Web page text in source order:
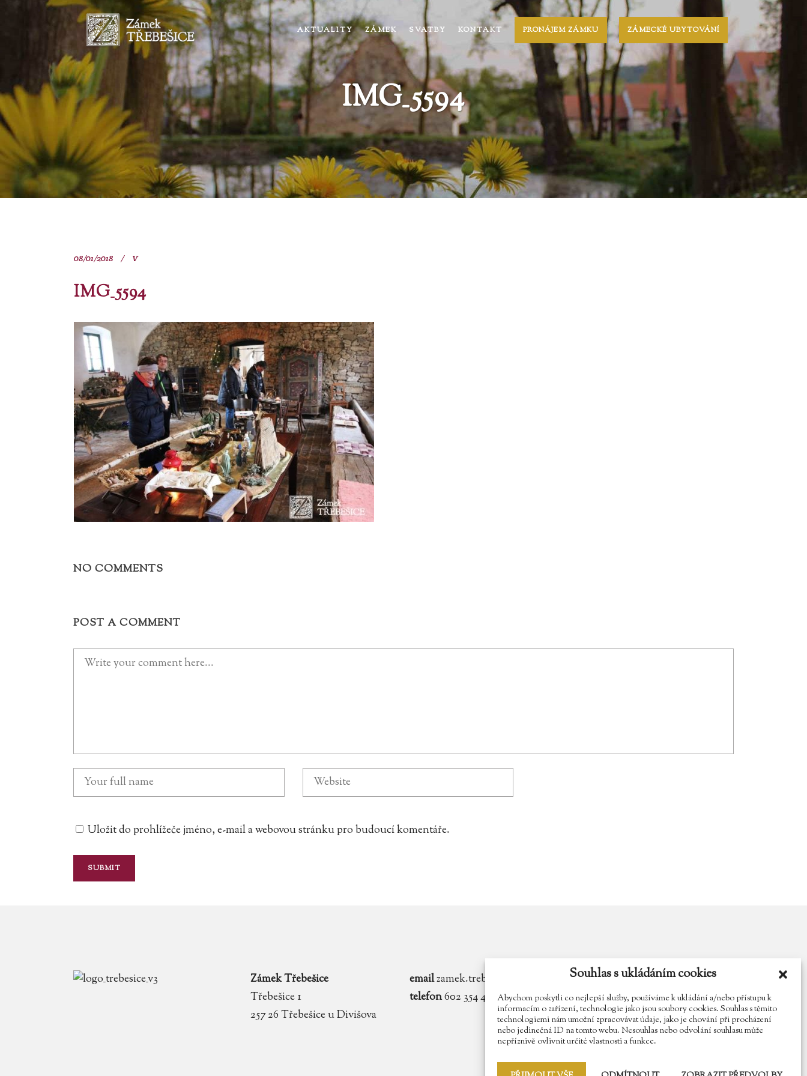
Souhlas s ukládáním cookies
Abychom poskytli co nejlepší služby, používáme k ukládání a/nebo přístupu k
informacím o zařízení, technologie jako jsou soubory cookies. Souhlas s těmito
technologiemi nám umožní zpracovávat údaje, jako je chování při procházení
nebo jedinečná ID na tomto webu. Nesouhlas nebo odvolání souhlasu může
nepříznivě ovlivnit určité vlastnosti a funkce.
AKTUALITY ZÁMEK SVATBY KONTAKT PRONÁJEM ZÁMKU ZÁMECKÉ UBYTOVÁNÍ
IMG_5594
08/01/2018 V
IMG_5594
NO COMMENTS
POST A COMMENT
Uložit do prohlížeče jméno, e-mail a webovou stránku pro budoucí komentáře.
Zámek Třebešice
Třebešice 1
257 26 Třebešice u Divišova
emailzamek.trebesice@volny.cz
telefon602 354 467
Najdete nás na Facebooku
Sledujte náš Instagram